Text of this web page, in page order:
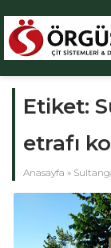
Etiket:
etrafı
Anasayfa »